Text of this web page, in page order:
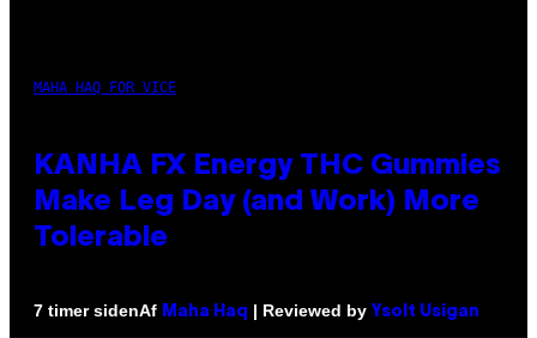
MAHA HAQ FOR VICE
KANHA FX Energy THC Gummies
Make Leg Day (and Work) More
Tolerable
7 timer sidenAf Maha Haq | Reviewed by Ysolt Usigan